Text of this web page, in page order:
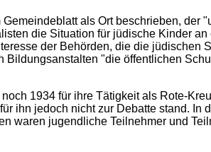
als Ort beschrieben, der
die Situation für jüdische Kinder
der Behörden, die die jüdischen
"die öffentlichen
1934 für ihre Tätigkeit als Rote-
ihn jedoch nicht zur Debatte stand. In
waren jugendliche Teilnehmer und